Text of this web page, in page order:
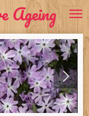
Ageing